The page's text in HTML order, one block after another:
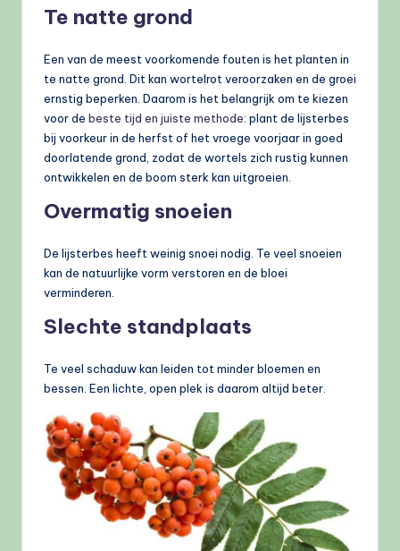
Te natte grond
Een van de meest voorkomende fouten is het planten in
te natte grond. Dit kan wortelrot veroorzaken en de groei
ernstig beperken. Daarom is het belangrijk om te kiezen
voor de beste tijd en juiste methode: plant de lijsterbes
bij voorkeur in de herfst of het vroege voorjaar in goed
doorlatende grond, zodat de wortels zich rustig kunnen
ontwikkelen en de boom sterk kan uitgroeien.
Overmatig snoeien
De lijsterbes heeft weinig snoei nodig. Te veel snoeien
kan de natuurlijke vorm verstoren en de bloei
verminderen.
Slechte standplaats
Te veel schaduw kan leiden tot minder bloemen en
bessen. Een lichte, open plek is daarom altijd beter.